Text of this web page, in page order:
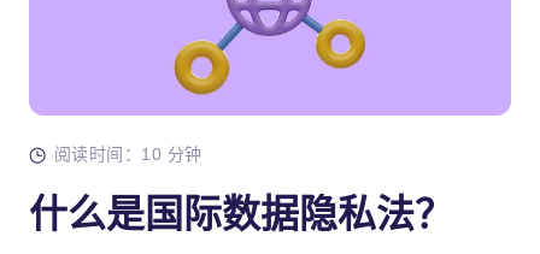
阅读时间：10 分钟
什么是国际数据隐私法？